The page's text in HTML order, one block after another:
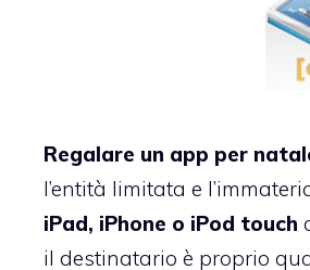
Regalare un app per
l’entità limitata e
iPad, iPhone o iPod touch
il destinatario è proprio